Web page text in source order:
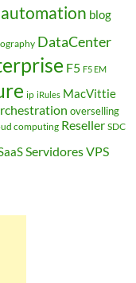
automation blog
DataCenter
F5 F5 EM
ip iRules MacVittie
overselling
computing Reseller SDC
Servidores VPS